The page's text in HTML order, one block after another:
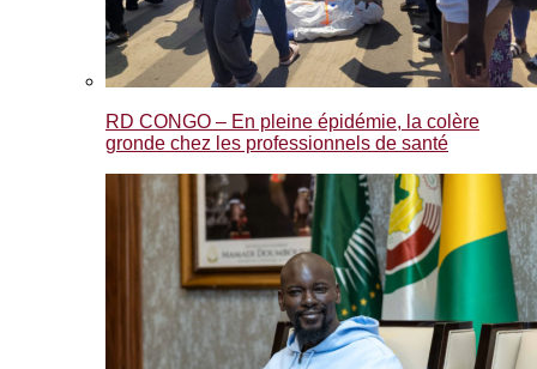
RD CONGO – En pleine épidémie, la colère
gronde chez les professionnels de santé